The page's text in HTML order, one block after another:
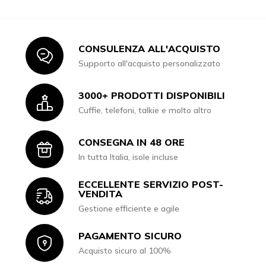
IconCONSULENZA ALL'ACQUISTO
Supporto all'acquisto personalizzato
Icon3000+ PRODOTTI DISPONIBILI
Cuffie, telefoni, talkie e molto altro
IconCONSEGNA IN 48 ORE
In tutta Italia, isole incluse
Icon
ECCELLENTE SERVIZIO POST-
VENDITA
Gestione efficiente e agile
IconPAGAMENTO SICURO
Acquisto sicuro al 100%